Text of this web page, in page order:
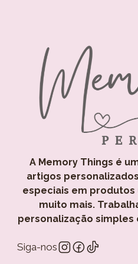
A Memory Things é
artigos
especiais em produtos
muito mais.
personalização simples
Siga-nos